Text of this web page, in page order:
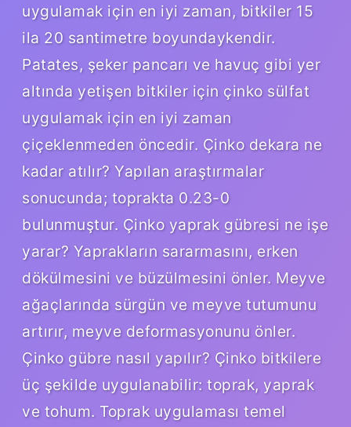
uygulamak için en iyi zaman, bitkiler 15
ila 20 santimetre boyundaykendir.
Patates, şeker pancarı ve havuç gibi yer
altında yetişen bitkiler için çinko sülfat
uygulamak için en iyi zaman
çiçeklenmeden öncedir. Çinko dekara ne
kadar atılır? Yapılan araştırmalar
sonucunda; toprakta 0.23-0
bulunmuştur. Çinko yaprak gübresi ne işe
yarar? Yaprakların sararmasını, erken
dökülmesini ve büzülmesini önler. Meyve
ağaçlarında sürgün ve meyve tutumunu
artırır, meyve deformasyonunu önler.
Çinko gübre nasıl yapılır? Çinko bitkilere
üç şekilde uygulanabilir: toprak, yaprak
ve tohum. Toprak uygulaması temel